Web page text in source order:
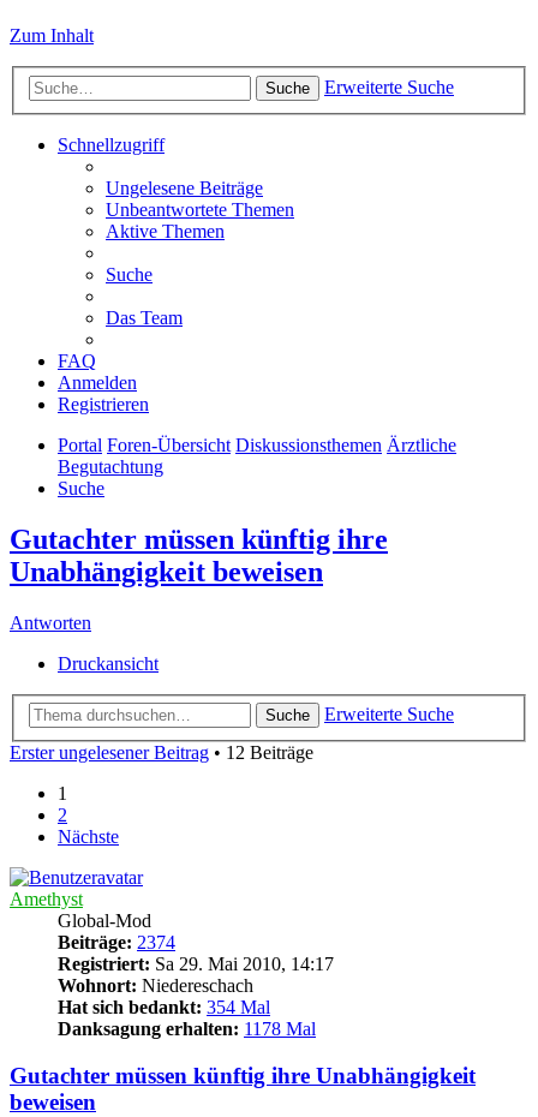
Zum Inhalt
Suche Erweiterte Suche
Schnellzugriff
Ungelesene Beiträge
Unbeantwortete Themen
Aktive Themen
Suche
Das Team
FAQ
Anmelden
Registrieren
Portal Foren-Übersicht Diskussionsthemen Ärztliche
Begutachtung
Suche
Gutachter müssen künftig ihre
Unabhängigkeit beweisen
Antworten
Druckansicht
Suche
Erweiterte Suche
Erster ungelesener Beitrag • 12 Beiträge
1
2
Nächste
Amethyst
Global-Mod
Beiträge: 2374
Registriert: Sa 29. Mai 2010, 14:17
Wohnort: Niedereschach
Hat sich bedankt: 354 Mal
Danksagung erhalten: 1178 Mal
Gutachter müssen künftig ihre Unabhängigkeit
beweisen